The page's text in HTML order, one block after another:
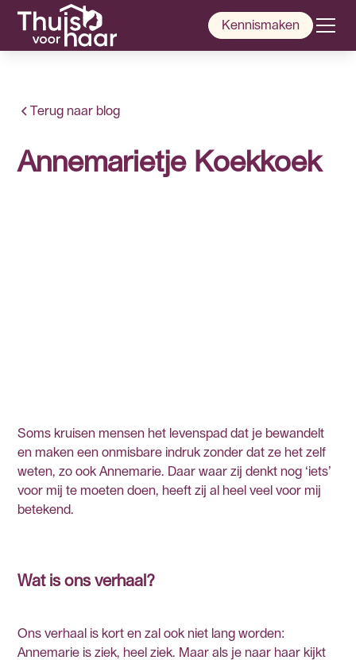
Kennismaken
Terug naar blog
Annemarietje Koekkoek
Soms kruisen mensen het levenspad dat je bewandelt
en maken een onmisbare indruk zonder dat ze het zelf
weten, zo ook Annemarie. Daar waar zij denkt nog ‘iets’
voor mij te moeten doen, heeft zij al heel veel voor mij
betekend.
Wat is ons verhaal?
Ons verhaal is kort en zal ook niet lang worden:
Annemarie is ziek, heel ziek. Maar als je naar haar kijkt